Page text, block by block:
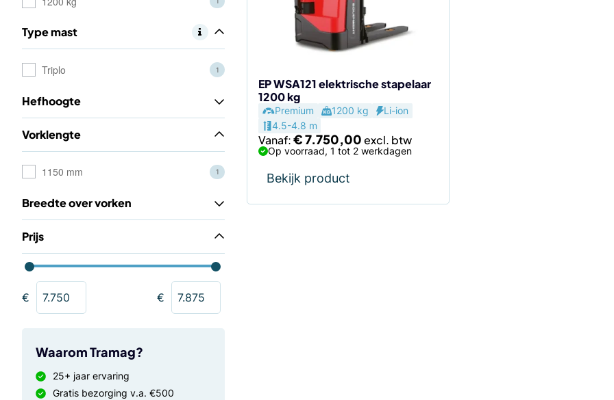
Type mast
Triplo 1
Hefhoogte
Vorklengte
1150 mm 1
Breedte over vorken
Prijs
€ €
Waarom Tramag?
25+ jaar ervaring
Gratis bezorging v.a. €500
EP WSA121 elektrische stapelaar
1200 kg
Premium 1200 kg
Li-ion
4.5-4.8 m
Vanaf:€7.750,00
Op voorraad, 1 tot 2 werkdagen
Bekijk product
gekozen
de
productpagina